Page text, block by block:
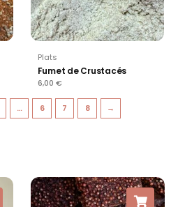
Plats
Fumet de Crustacés
6,00 €
… 6 7 8 →